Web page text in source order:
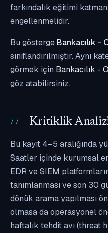
farkındalık eğitimi
engellenmelidir.
Bu gösterge Bankacılık -
sınıflandırılmıştır. Aynı
görmek için Bankacılık -
göz atabilirsiniz.
Kritiklik
Bu kayıt 4–5 aralığında
Saatler içinde kurumsal
EDR ve SIEM
tanımlanması ve son 30
dönük arama yapılması
olmasa da operasyonel
haftalık tehdit avı (threat